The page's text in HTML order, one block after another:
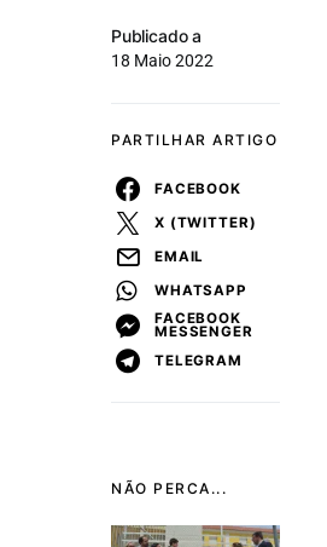
NÃO PERCA...
Publicado a
18 Maio 2022
PARTILHAR ARTIGO
FACEBOOK
X (TWITTER)
EMAIL
WHATSAPP
FACEBOOK
MESSENGER
TELEGRAM